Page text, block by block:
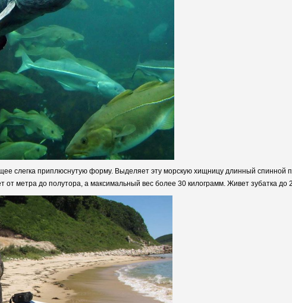
слегка приплюснутую форму. Выделяет эту морскую хищницу длинный спинной
от метра до полутора, а максимальный вес более 30 килограмм. Живет зубатка до